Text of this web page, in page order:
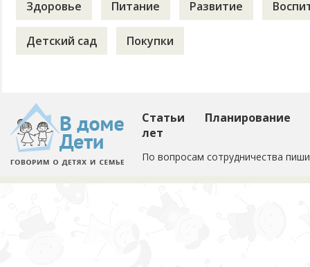
Здоровье Питание Развитие
Детский сад Покупки
Статьи
Планирование
лет
По вопросам сотрудничества